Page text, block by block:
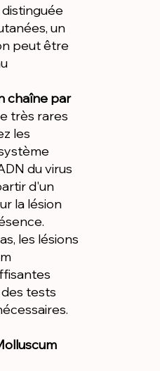
un
peut être
chaîne par
très rares
les
du virus
d'un
la lésion
les lésions
tests